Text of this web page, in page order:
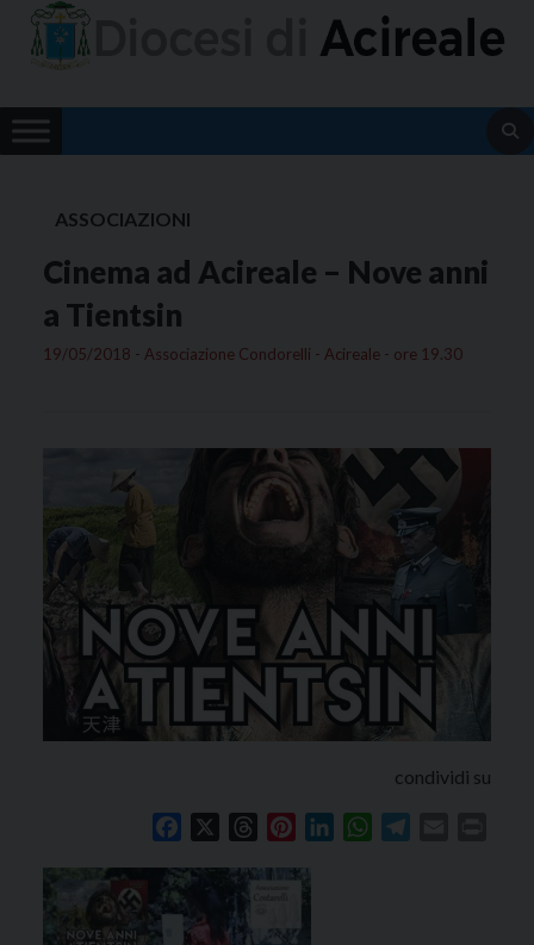
Skip
ASSOCIAZIONI
Cinema ad Acireale – Nove anni
a Tientsin
19/05/2018 - Associazione Condorelli - Acireale - ore 19.30
condividi su
Facebook ThreadsPinterestLinkedInWhatsApp